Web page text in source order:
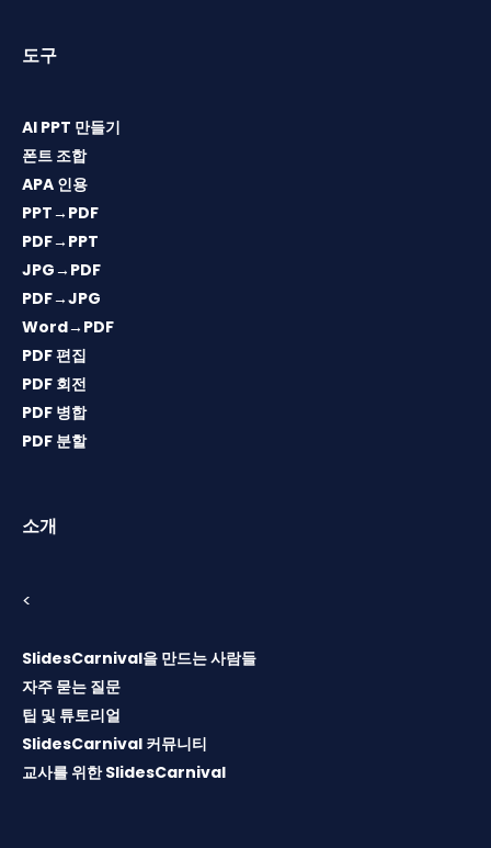
도구
AI PPT 만들기
폰트 조합
APA 인용
PPT→PDF
PDF→PPT
JPG→PDF
PDF→JPG
Word→PDF
PDF 편집
PDF 회전
PDF 병합
PDF 분할
소개
<
SlidesCarnival을 만드는 사람들
자주 묻는 질문
팁 및 튜토리얼
SlidesCarnival 커뮤니티
교사를 위한 SlidesCarnival